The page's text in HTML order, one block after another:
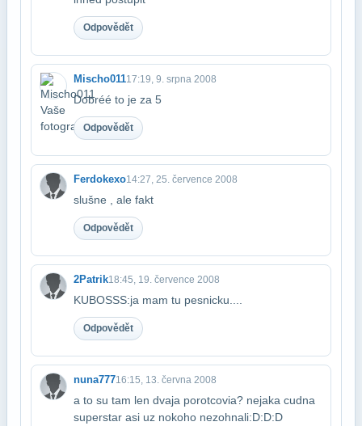
Odpovědět
Mischo01117:19, 9. srpna 2008
Dobréé to je za 5
Odpovědět
Ferdokexo14:27, 25. července 2008
slušne , ale fakt
Odpovědět
2Patrik18:45, 19. července 2008
KUBOSSS:ja mam tu pesnicku....
Odpovědět
nuna77716:15, 13. června 2008
a to su tam len dvaja porotcovia? nejaka cudna
superstar asi uz nokoho nezohnali​:D:D:D